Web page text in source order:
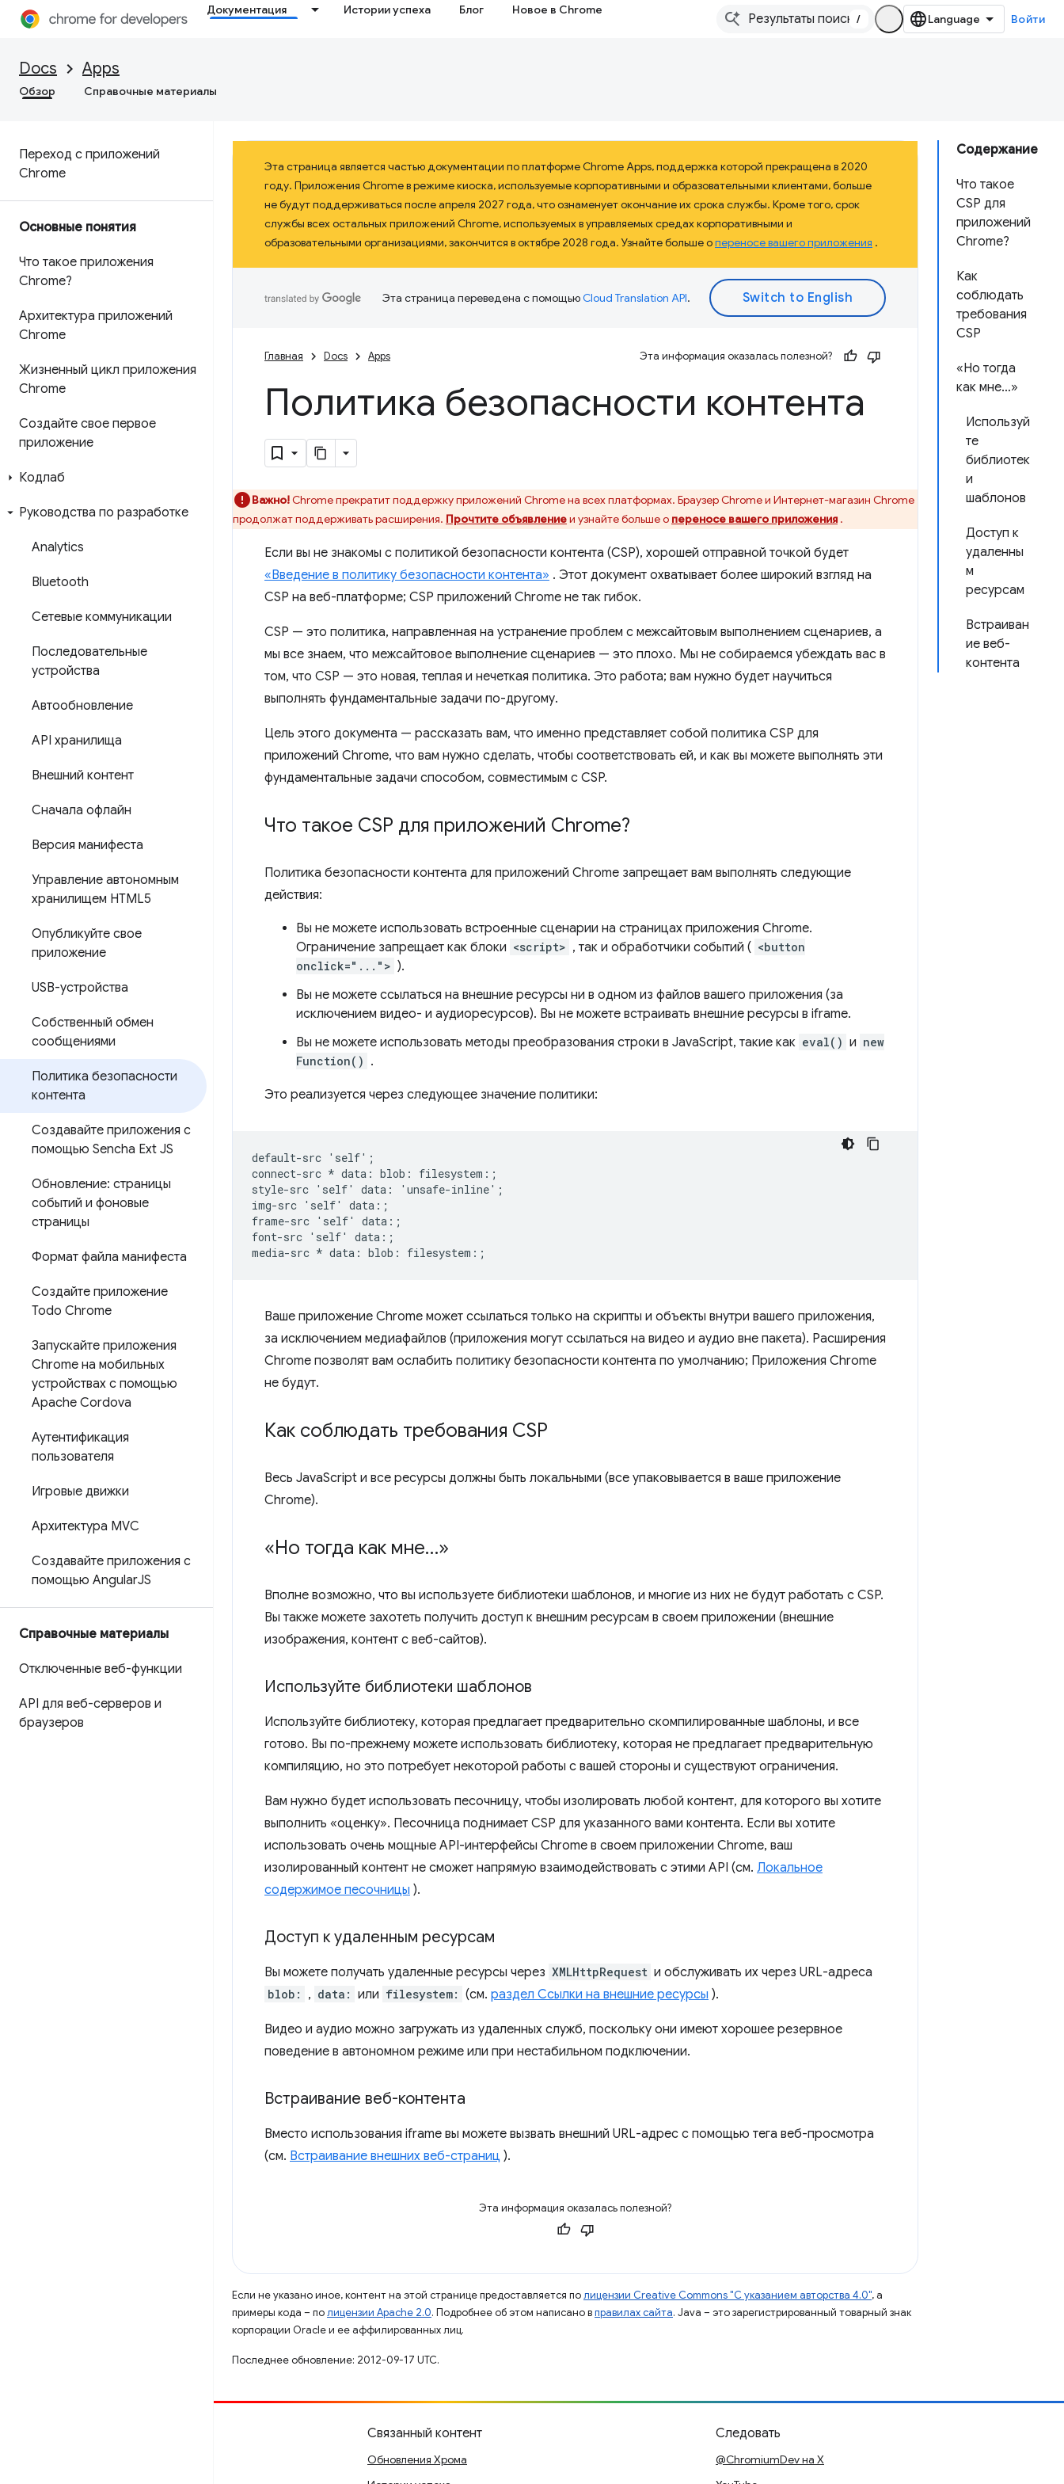
Документация Истории успеха Блог Новое в Chrome
/ Войти
Docs Apps
Обзор Справочные материалы
Переход с приложений
Chrome
Основные понятия
Что такое приложения
Chrome?
Архитектура приложений
Chrome
Жизненный цикл приложения
Chrome
Создайте свое первое
приложение
Кодлаб
Руководства по разработке
Analytics
Bluetooth
Сетевые коммуникации
Последовательные
устройства
Автообновление
API хранилища
Внешний контент
Сначала офлайн
Версия манифеста
Управление автономным
хранилищем HTML5
Опубликуйте свое
приложение
USB-устройства
Собственный обмен
сообщениями
Политика безопасности
контента
Создавайте приложения с
помощью Sencha Ext JS
Обновление: страницы
событий и фоновые
страницы
Формат файла манифеста
Создайте приложение
Todo Chrome
Запускайте приложения
Chrome на мобильных
устройствах с помощью
Apache Cordova
Аутентификация
пользователя
Игровые движки
Архитектура MVC
Создавайте приложения с
помощью AngularJS
Справочные материалы
Отключенные веб-функции
API для веб-серверов и
браузеров
Содержание
Что такое
CSP для
приложений
Chrome?
Как
соблюдать
требования
CSP
«Но тогда
как мне…»
Используй
те
библиотек
и
шаблонов
Доступ к
удаленны
м
ресурсам
Встраиван
ие веб-
контента
Эта страница является частью документации по платформе Chrome Apps, поддержка которой прекращена в 2020
году. Приложения Chrome в режиме киоска, используемые корпоративными и образовательными клиентами, больше
не будут поддерживаться после апреля 2027 года, что ознаменует окончание их срока службы. Кроме того, срок
службы всех остальных приложений Chrome, используемых в управляемых средах корпоративными и
образовательными организациями, закончится в октябре 2028 года. Узнайте больше опереносе вашего приложения .
Эта страница переведена с помощьюCloud Translation API.
Главная Docs Apps Эта информация оказалась полезной?
Политика безопасности контента
Важно!Chrome прекратит поддержку приложений Chrome на всех платформах. Браузер Chrome и Интернет-магазин Chrome
продолжат поддерживать расширения. Прочтите объявлениеи узнайте больше о переносе вашего приложения .
Если вы не знакомы с политикой безопасности контента (CSP), хорошей отправной точкой будет
«Введение в политику безопасности контента» . Этот документ охватывает более широкий взгляд на
CSP на веб-платформе; CSP приложений Chrome не так гибок.
CSP — это политика, направленная на устранение проблем с межсайтовым выполнением сценариев, а
мы все знаем, что межсайтовое выполнение сценариев — это плохо. Мы не собираемся убеждать вас в
том, что CSP — это новая, теплая и нечеткая политика. Это работа; вам нужно будет научиться
выполнять фундаментальные задачи по-другому.
Цель этого документа — рассказать вам, что именно представляет собой политика CSP для
приложений Chrome, что вам нужно сделать, чтобы соответствовать ей, и как вы можете выполнять эти
фундаментальные задачи способом, совместимым с CSP.
Что такое CSP для приложений Chrome?
Политика безопасности контента для приложений Chrome запрещает вам выполнять следующие
действия:
Вы не можете использовать встроенные сценарии на страницах приложения Chrome.
Ограничение запрещает как блоки <script> , так и обработчики событий ( <button
onclick="..."> ).
Вы не можете ссылаться на внешние ресурсы ни в одном из файлов вашего приложения (за
исключением видео- и аудиоресурсов). Вы не можете встраивать внешние ресурсы в iframe.
Вы не можете использовать методы преобразования строки в JavaScript, такие как eval() и new
Function() .
Это реализуется через следующее значение политики:
default-src 'self';
connect-src * data: blob: filesystem:;
style-src 'self' data: 'unsafe-inline';
img-src 'self' data:;
frame-src 'self' data:;
font-src 'self' data:;
Ваше приложение Chrome может ссылаться только на скрипты и объекты внутри вашего приложения,
за исключением медиафайлов (приложения могут ссылаться на видео и аудио вне пакета). Расширения
Chrome позволят вам ослабить политику безопасности контента по умолчанию; Приложения Chrome
не будут.
Как соблюдать требования CSP
Весь JavaScript и все ресурсы должны быть локальными (все упаковывается в ваше приложение
Chrome).
«Но тогда как мне…»
Вполне возможно, что вы используете библиотеки шаблонов, и многие из них не будут работать с CSP.
Вы также можете захотеть получить доступ к внешним ресурсам в своем приложении (внешние
изображения, контент с веб-сайтов).
Используйте библиотеки шаблонов
Используйте библиотеку, которая предлагает предварительно скомпилированные шаблоны, и все
готово. Вы по-прежнему можете использовать библиотеку, которая не предлагает предварительную
компиляцию, но это потребует некоторой работы с вашей стороны и существуют ограничения.
Вам нужно будет использовать песочницу, чтобы изолировать любой контент, для которого вы хотите
выполнить «оценку». Песочница поднимает CSP для указанного вами контента. Если вы хотите
использовать очень мощные API-интерфейсы Chrome в своем приложении Chrome, ваш
изолированный контент не сможет напрямую взаимодействовать с этими API (см. Локальное
содержимое песочницы ).
Доступ к удаленным ресурсам
Вы можете получать удаленные ресурсы через XMLHttpRequest и обслуживать их через URL-адреса
blob: , data: или filesystem: (см. раздел Ссылки на внешние ресурсы ).
Видео и аудио можно загружать из удаленных служб, поскольку они имеют хорошее резервное
поведение в автономном режиме или при нестабильном подключении.
Встраивание веб-контента
Вместо использования iframe вы можете вызвать внешний URL-адрес с помощью тега веб-просмотра
(см. Встраивание внешних веб-страниц ).
Эта информация оказалась полезной?
Если не указано иное, контент на этой странице предоставляется полицензии Creative Commons "С указанием авторства 4.0", а
примеры кода – полицензии Apache 2.0. Подробнее об этом написано вправилах сайта. Java – это зарегистрированный товарный знак
корпорации Oracle и ее аффилированных лиц.
Последнее обновление: 2012-09-17 UTC.
Связанный контент
Обновления Хрома
Следовать
@ChromiumDev на X